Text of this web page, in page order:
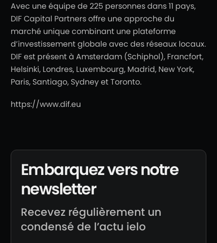
Avec une équipe de 225 personnes dans 11 pays,
DIF Capital Partners offre une approche du
marché unique combinant une plateforme
d’investissement globale avec des réseaux locaux.
DIF est présent à Amsterdam (Schiphol), Francfort,
Helsinki, Londres, Luxembourg, Madrid, New York,
Paris, Santiago, Sydney et Toronto.
https://www.dif.eu
Embarquez vers notre
newsletter
Recevez régulièrement un
condensé de l’actu ielo